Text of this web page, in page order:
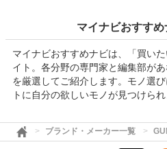
マイナビおすす
マイナビおすすめナビは、「買い
イト。各分野の専門家と編集部が
を厳選してご紹介します。モノ選
トに自分の欲しいモノが見つけられ
ブランド・メーカー一覧